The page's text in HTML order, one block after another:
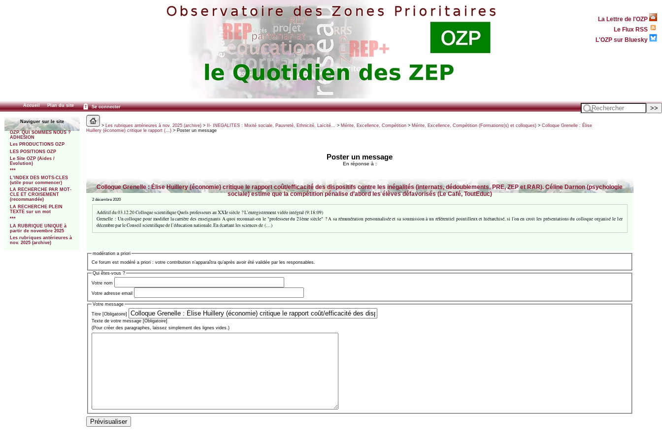
La Lettre de l'OZP
Le Flux RSS
L'OZP sur Bluesky
Accueil Plan du site Se connecter
Naviguer sur le site
OZP. QUI SOMMES NOUS ?
ADHESION
Les PRODUCTIONS OZP
LES POSITIONS OZP
Le Site OZP (Aides /
Evolution)
***
L’INDEX DES MOTS-CLES
(utile pour commencer)
LA RECHERCHE PAR MOT-
CLE ET CROISEMENT
(recommandée)
LA RECHERCHE PLEIN
TEXTE sur un mot
***
LA RUBRIQUE UNIQUE à
partir de novembre 2025
Les rubriques antérieures à
nov. 2025 (archive)
> Les rubriques antérieures à nov. 2025 (archive)> II- INEGALITES : Mixité sociale, Pauvreté, Ethnicité, Laïcité... > Mérite, Excellence, Compétition> Mérite, Excellence, Compétition (Formations(s) et colloques)> Colloque Grenelle : Élise
Huillery (économie) critique le rapport (…)> Poster un message
Poster un message
En réponse à :
Colloque Grenelle : Élise Huillery (économie) critique le rapport coût/efficacité des dispositifs contre les inégalités (internats, dédoublements, PRE, ZEP et RAR). Céline Darnon (psychologie
sociale) estime que la compétition pénalise d’abord les élèves défavorisés (Le Café, ToutEduc)
2 décembre 2020
Additif du 03.12.20 Colloque scientifique Quels professeurs au XXIe siècle ? L’enregistrement vidéo intégral (9:18:09)
Grenelle : Un colloque pour modifier la carrière des enseignants A quoi reconnait-on le "professeur du 21ème siècle" ? A sa rémunération personnalisée et sa soumission à un référentiel pointilleux et hiérarchisé, si l’on en croit les présentations du colloque organisé le 1er
décembre par le Conseil scientifique de l’éducation nationale. En écartant les sciences de (…)
modération a priori
Ce forum est modéré a priori : votre contribution n’apparaîtra qu’après avoir été validée par les responsables.
Qui êtes-vous ?
Votre nom
Votre adresse email
Votre message
Titre [Obligatoire]
Texte de votre message [Obligatoire]
(Pour créer des paragraphes, laissez simplement des lignes vides.)